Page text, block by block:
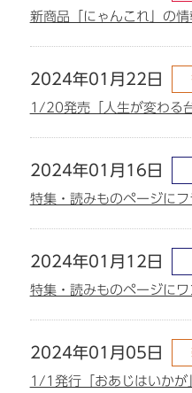
新商品「にゃんこれ」の
2024年01月22日
1/20発売「人生が変わる
2024年01月16日
特集・読みものページに
2024年01月12日
特集・読みものページに
2024年01月05日
1/1発行「おあじはいかが